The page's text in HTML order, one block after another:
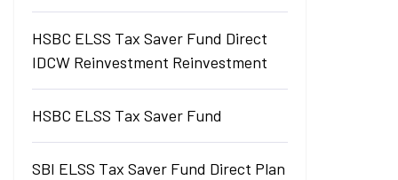
HSBC ELSS Tax Saver Fund Direct
IDCW Reinvestment Reinvestment
HSBC ELSS Tax Saver Fund
SBI ELSS Tax Saver Fund Direct Plan